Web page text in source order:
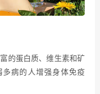
的蛋白质、维生素和矿
病的人增强身体免疫